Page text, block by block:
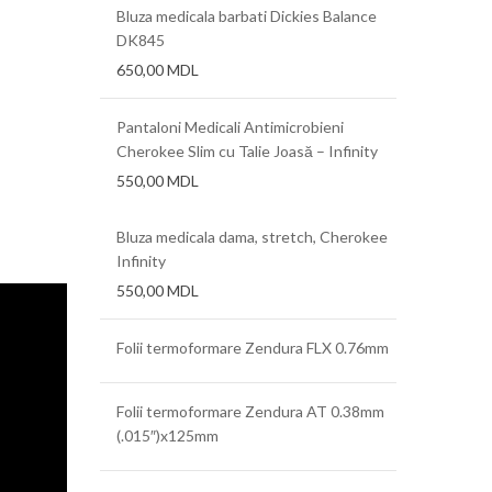
Bluza medicala barbati Dickies Balance
DK845
650,00MDL
Pantaloni Medicali Antimicrobieni
Cherokee Slim cu Talie Joasă – Infinity
550,00MDL
Bluza medicala dama, stretch, Cherokee
Infinity
550,00MDL
Folii termoformare Zendura FLX 0.76mm
Folii termoformare Zendura AT 0.38mm
(.015″)x125mm